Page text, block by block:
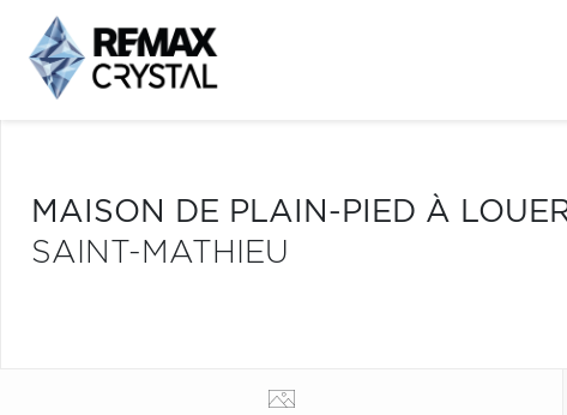
MAISON DE PLAIN-PIED À
SAINT-MATHIEU